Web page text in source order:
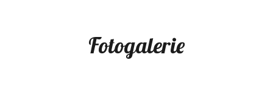
Fotogalerie